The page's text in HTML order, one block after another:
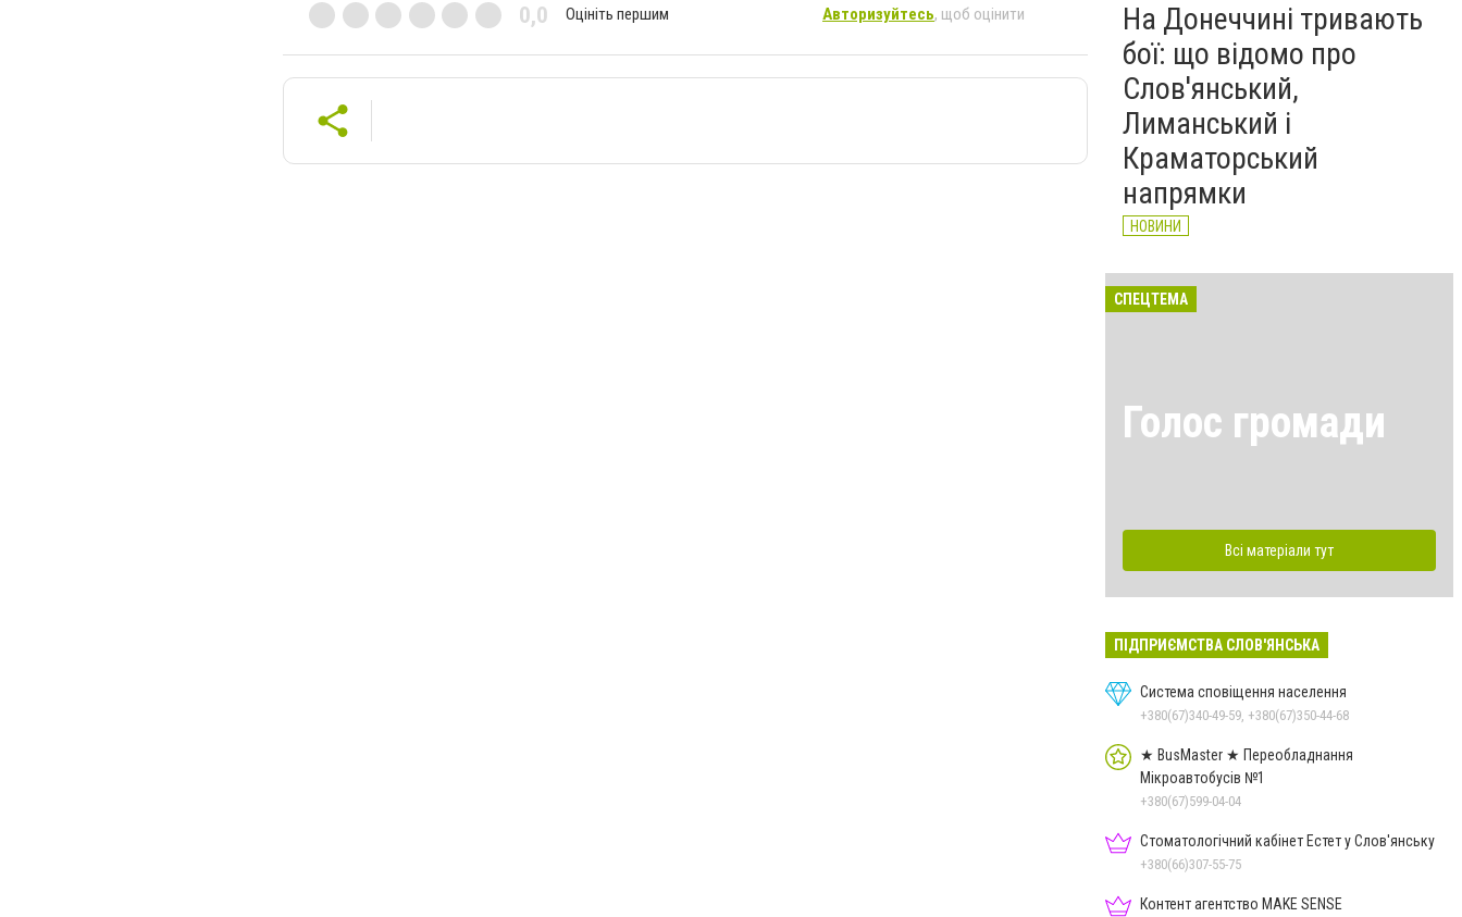
0,0 Оцініть першим Авторизуйтесь, щоб оцінити
На Донеччині тривають
бої: що відомо про
Слов'янський,
Лиманський і
Краматорський
напрямки
НОВИНИ
СПЕЦТЕМА
Голос громади
Всі матеріали тут
ПІДПРИЄМСТВА СЛОВ'ЯНСЬКА
Система сповіщення населення
+380(67)340-49-59, +380(67)350-44-68
★ BusMaster ★ Переобладнання
Мікроавтобусів №1
+380(67)599-04-04
Стоматологічний кабінет Естет у Слов'янську
+380(66)307-55-75
Контент агентство MAKE SENSE